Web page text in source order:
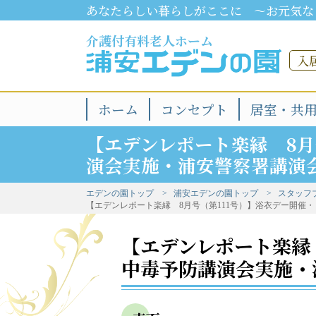
あなたらしい暮らしがここに ～お元気
介護付有料老人ホーム
入
ホーム コンセプト 居室・共
【エデンレポート楽縁 8
演会実施・浦安警察署講演
エデンの園トップ 浦安エデンの園トップ
スタッフ
【エデンレポート楽縁 8月号（第111号）】浴衣デー開催
【エデンレポート楽
中毒予防講演会実施